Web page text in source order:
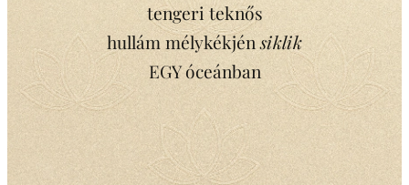
tengeri teknős
hullám mélykékjénsiklik
EGY óceánban